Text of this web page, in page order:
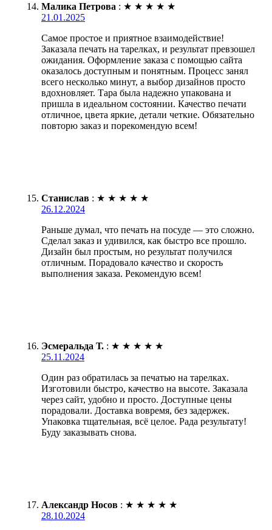
Малика Петрова : ★ ★ ★ ★ ★
21.01.2025
Самое простое и приятное взаимодействие!
Заказала печать на тарелках, и результат превзошел
ожидания. Оформление заказа с помощью сайта
оказалось доступным и понятным. Процесс занял
всего несколько минут, а выбор дизайнов просто
вдохновляет. Тара была надежно упакована и
пришла в идеальном состоянии. Качество печати
отличное, цвета яркие, детали четкие. Обязательно
повторю заказ и порекомендую всем!
Станислав : ★ ★ ★ ★ ★
26.12.2024
Раньше думал, что печать на посуде — это сложно.
Сделал заказ и удивился, как быстро все прошло.
Дизайн был простым, но результат получился
отличным. Порадовало качество и скорость
выполнения заказа. Рекомендую всем!
Эсмеральда Т. : ★ ★ ★ ★ ★
25.11.2024
Один раз обратилась за печатью на тарелках.
Изготовили быстро, качество на высоте. Заказала
через сайт, удобно и просто. Доступные цены
порадовали. Доставка вовремя, без задержек.
Упаковка тщательная, всё целое. Рада результату!
Буду заказывать снова.
Александр Носов : ★ ★ ★ ★ ★
28.10.2024